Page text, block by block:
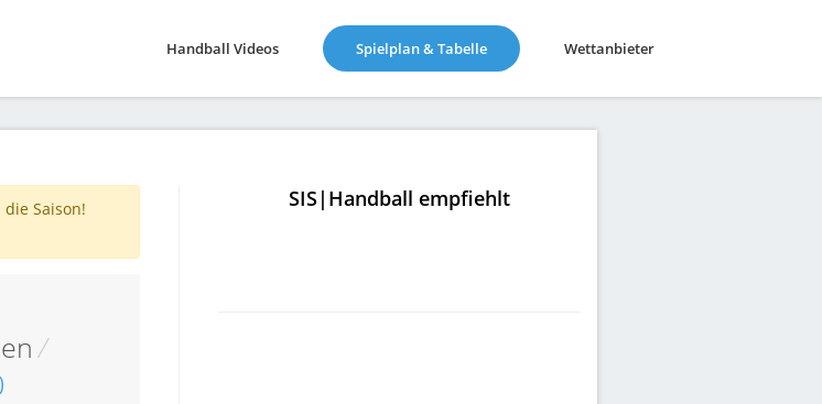
Handball Videos Spielplan & Tabelle(current) Wettanbieter
Saison!
/
SIS|Handball empfiehlt